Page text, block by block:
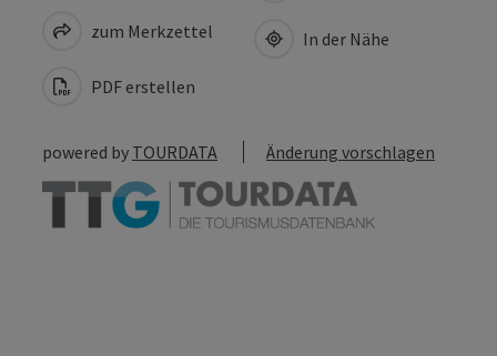
zum Merkzettel
PDF erstellen
In der Nähe
powered by TOURDATA Änderung vorschlagen